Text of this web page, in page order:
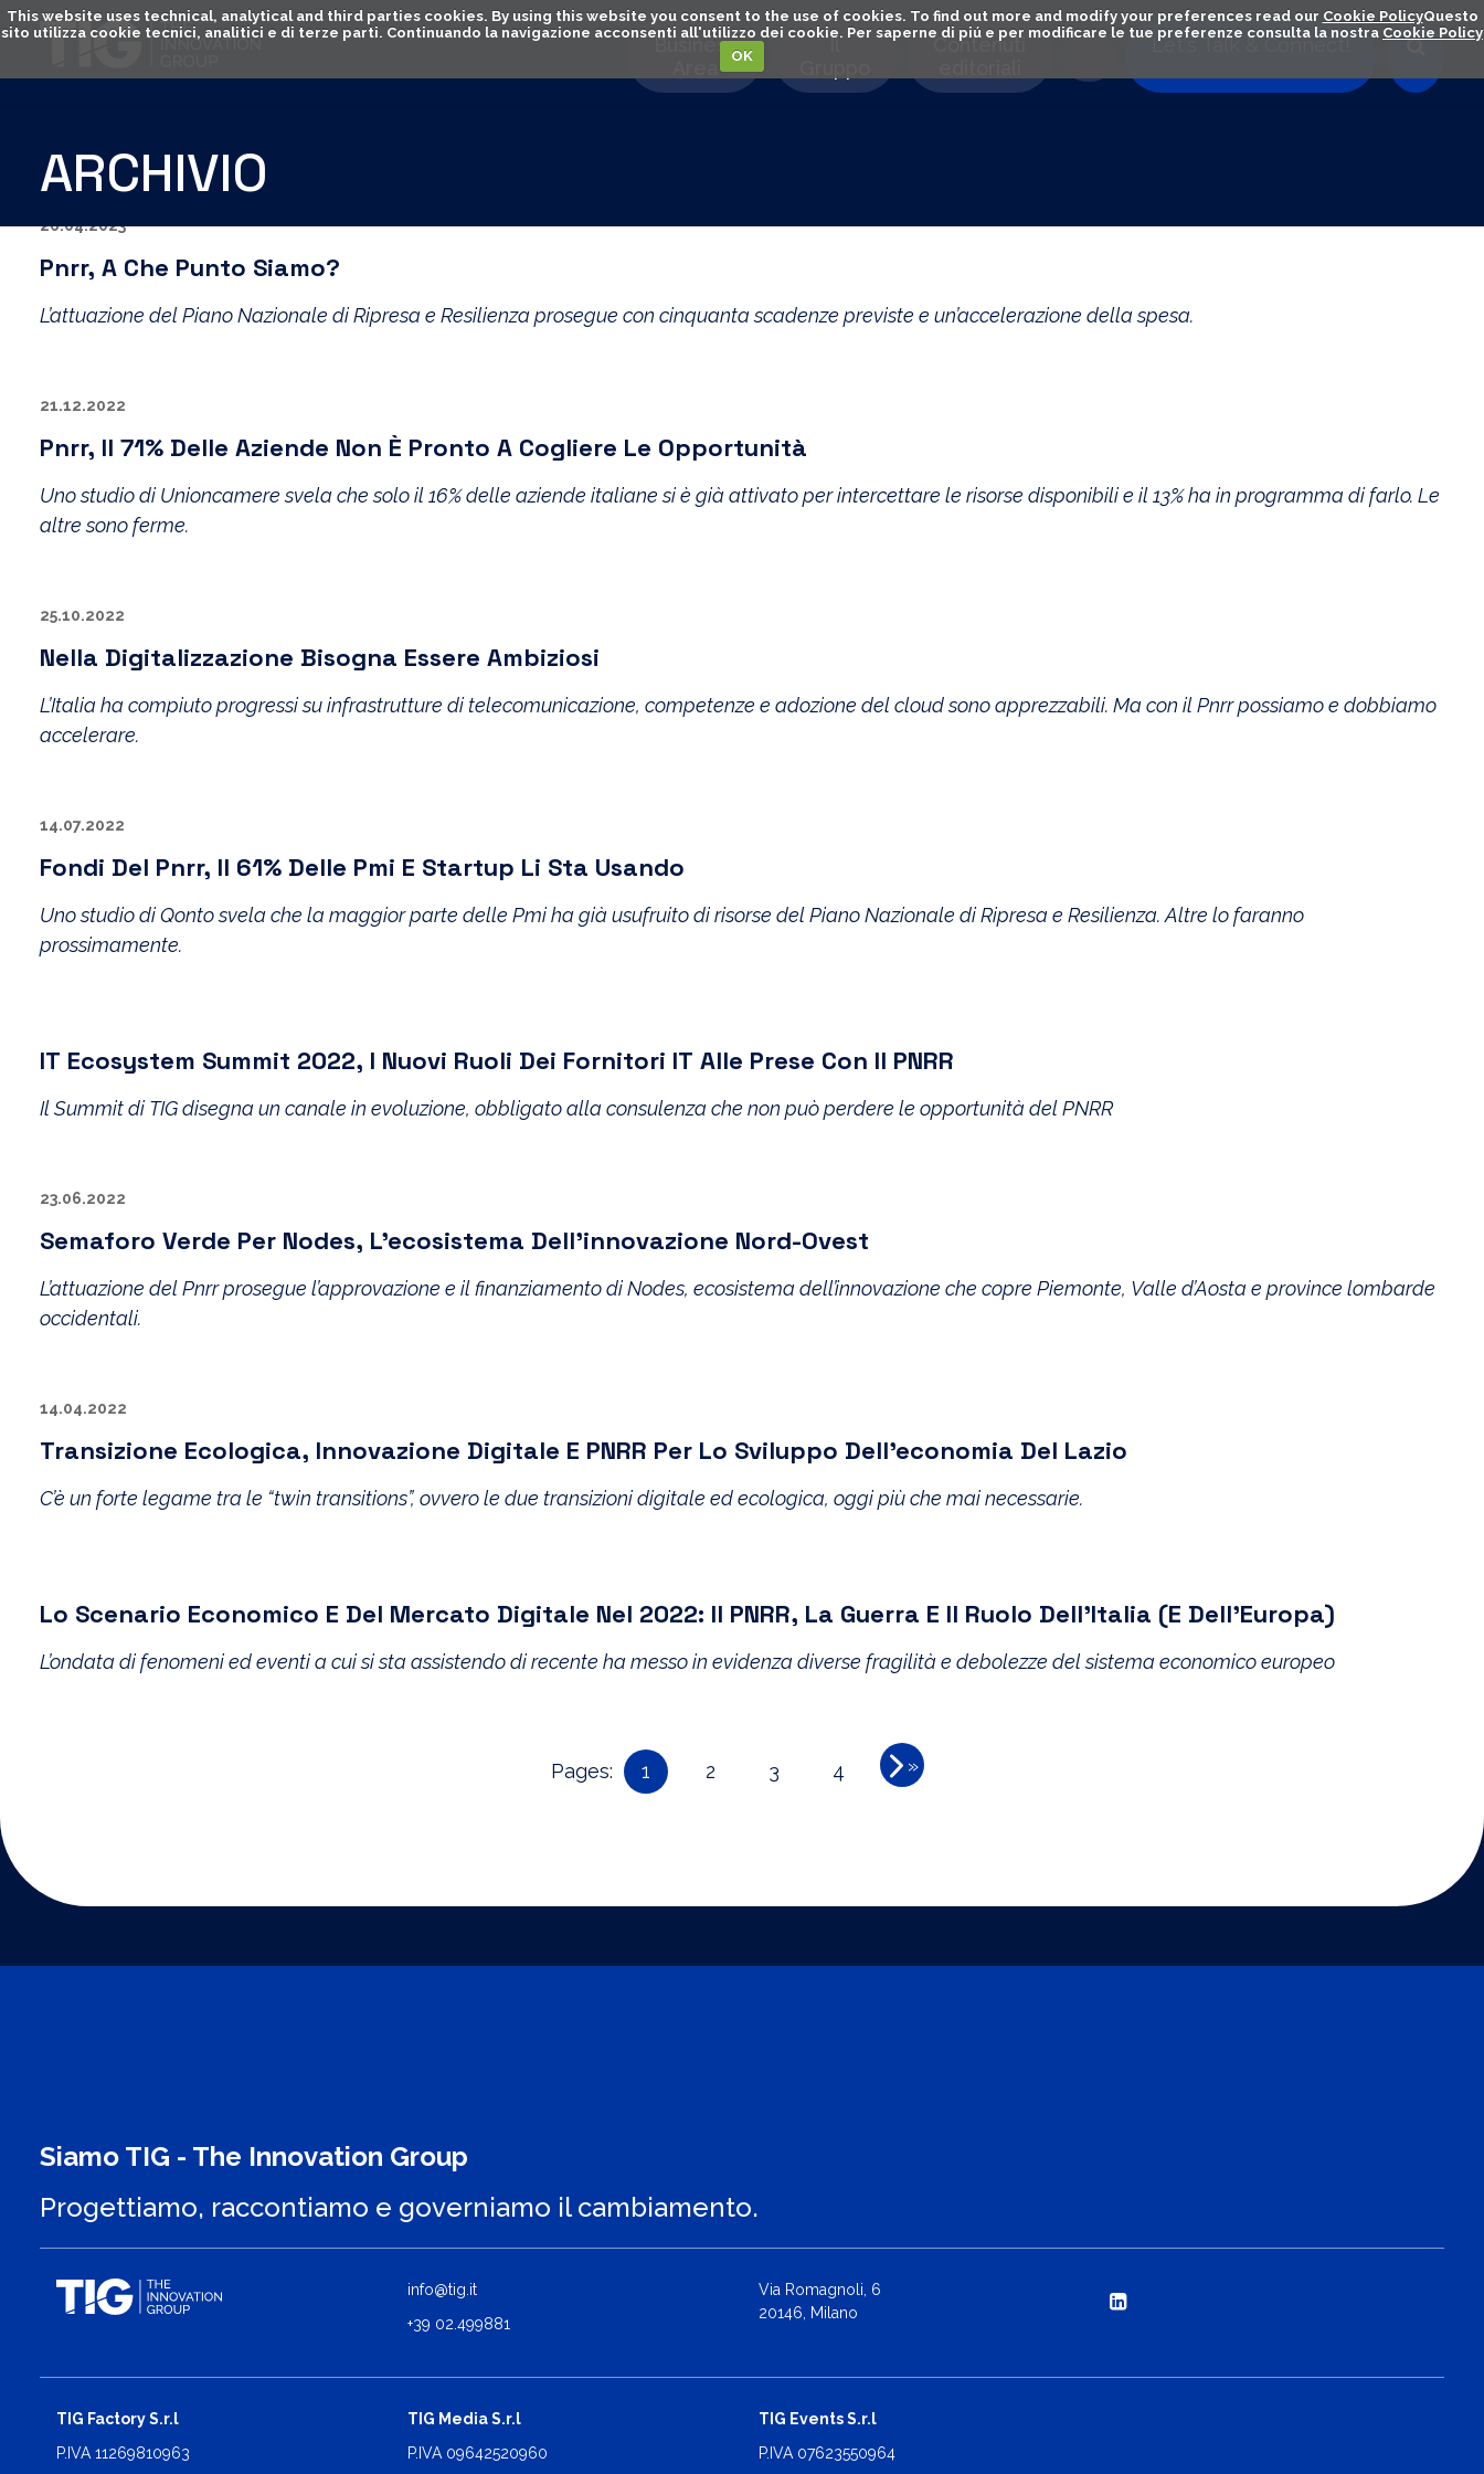
This website uses technical, analytical and third parties cookies. By using this website you consent to the use of cookies. To find out more and modify your preferences read our Cookie PolicyQuesto
sito utilizza cookie tecnici, analitici e di terze parti. Continuando la navigazione acconsenti all'utilizzo dei cookie. Per saperne di piú e per modificare le tue preferenze consulta la nostra Cookie Policy
OK
Let's Talk & Connect!
Business
Il
Contenuti
ARCHIVIO
26.04.2023
Pnrr, A Che Punto Siamo?
L’attuazione del Piano Nazionale di Ripresa e Resilienza prosegue con cinquanta scadenze previste e un’accelerazione della spesa.
21.12.2022
Pnrr, Il 71% Delle Aziende Non È Pronto A Cogliere Le Opportunità
Uno studio di Unioncamere svela che solo il 16% delle aziende italiane si è già attivato per intercettare le risorse disponibili e il 13% ha in programma di farlo. Le
altre sono ferme.
25.10.2022
Nella Digitalizzazione Bisogna Essere Ambiziosi
L’Italia ha compiuto progressi su infrastrutture di telecomunicazione, competenze e adozione del cloud sono apprezzabili. Ma con il Pnrr possiamo e dobbiamo
accelerare.
14.07.2022
Fondi Del Pnrr, Il 61% Delle Pmi E Startup Li Sta Usando
Uno studio di Qonto svela che la maggior parte delle Pmi ha già usufruito di risorse del Piano Nazionale di Ripresa e Resilienza. Altre lo faranno
prossimamente.
IT Ecosystem Summit 2022, I Nuovi Ruoli Dei Fornitori IT Alle Prese Con Il PNRR
Il Summit di TIG disegna un canale in evoluzione, obbligato alla consulenza che non può perdere le opportunità del PNRR
23.06.2022
Semaforo Verde Per Nodes, L’ecosistema Dell’innovazione Nord-Ovest
L’attuazione del Pnrr prosegue l’approvazione e il finanziamento di Nodes, ecosistema dell’innovazione che copre Piemonte, Valle d’Aosta e province lombarde
occidentali.
14.04.2022
Transizione Ecologica, Innovazione Digitale E PNRR Per Lo Sviluppo Dell’economia Del Lazio
C’è un forte legame tra le “twin transitions”, ovvero le due transizioni digitale ed ecologica, oggi più che mai necessarie.
Lo Scenario Economico E Del Mercato Digitale Nel 2022: Il PNRR, La Guerra E Il Ruolo Dell’Italia (e Dell’Europa)
L’ondata di fenomeni ed eventi a cui si sta assistendo di recente ha messo in evidenza diverse fragilità e debolezze del sistema economico europeo
Pages: 1 2 3 4 »
Siamo TIG - The Innovation Group
Progettiamo, raccontiamo e governiamo il cambiamento.
info@tig.it
+39 02.499881
Via Romagnoli, 6
20146, Milano
TIG Factory S.r.l
P.IVA 11269810963
TIG Media S.r.l
P.IVA 09642520960
TIG Events S.r.l
P.IVA 07623550964